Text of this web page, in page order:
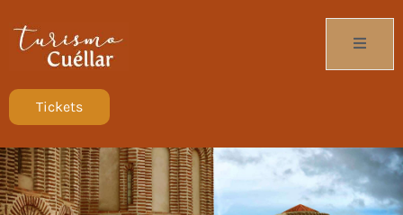
Tickets